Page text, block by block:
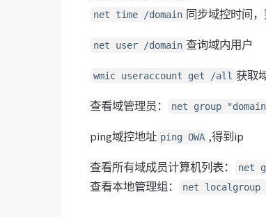
net time /domain 同步域控时间
net user /domain 查询域内用户
wmic useraccount get /all 获取
查看域管理员： net group
ping域控地址 ping OWA ,得到ip
查看所有域成员计算机列表： net
查看本地管理组： net localgroup